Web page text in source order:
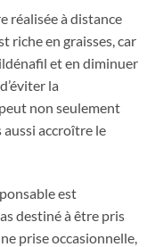
réalisée à distance
riche en graisses, car
et en diminuer
la
non seulement
aussi accroître le
est
destiné à être pris
prise occasionnelle,